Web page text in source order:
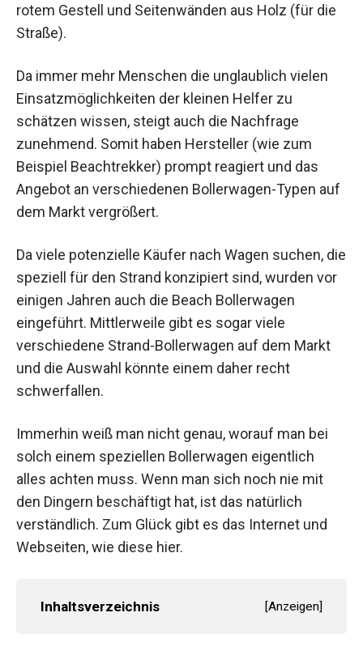
rotem Gestell und Seitenwänden aus Holz (für die
Straße).
Da immer mehr Menschen die unglaublich vielen
Einsatzmöglichkeiten der kleinen Helfer zu
schätzen wissen, steigt auch die Nachfrage
zunehmend. Somit haben Hersteller (wie zum
Beispiel Beachtrekker) prompt reagiert und das
Angebot an verschiedenen Bollerwagen-Typen auf
dem Markt vergrößert.
Da viele potenzielle Käufer nach Wagen suchen, die
speziell für den Strand konzipiert sind, wurden vor
einigen Jahren auch die Beach Bollerwagen
eingeführt. Mittlerweile gibt es sogar viele
verschiedene Strand-Bollerwagen auf dem Markt
und die Auswahl könnte einem daher recht
schwerfallen.
Immerhin weiß man nicht genau, worauf man bei
solch einem speziellen Bollerwagen eigentlich
alles achten muss. Wenn man sich noch nie mit
den Dingern beschäftigt hat, ist das natürlich
verständlich. Zum Glück gibt es das Internet und
Webseiten, wie diese hier.
Inhaltsverzeichnis [Anzeigen]